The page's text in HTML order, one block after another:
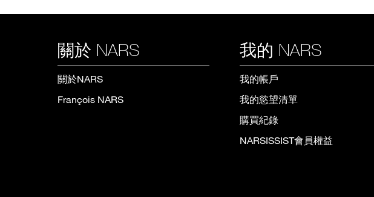
關於 NARS
關於NARS
François NARS
我的 NARS
我的帳戶
我的慾望清單
購買紀錄
NARSISSIST會員權益